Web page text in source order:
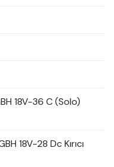
18V-36 C (Solo)
18V-28 Dc Kırıcı